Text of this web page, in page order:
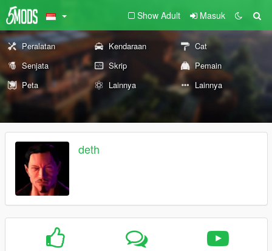
Show Adult Masuk
Peralatan Kendaraan
Cat
Senjata
Skrip
Pemain
Peta
Lainnya Lainnya
deth